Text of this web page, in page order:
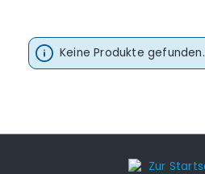
Keine Produkte gefunden.